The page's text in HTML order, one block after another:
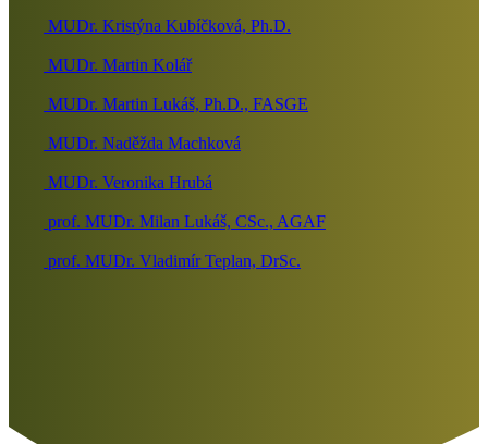
MUDr. Kristýna Kubíčková, Ph.D.
MUDr. Martin Kolář
MUDr. Martin Lukáš, Ph.D., FASGE
MUDr. Naděžda Machková
MUDr. Veronika Hrubá
prof. MUDr. Milan Lukáš, CSc., AGAF
prof. MUDr. Vladimír Teplan, DrSc.